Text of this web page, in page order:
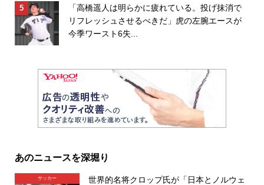
「高橋遥人は明らかに疲れている。投げ抹消で
リフレッシュさせるべきだ」虎の左腕エースが
今季ワースト6失...
あのニュースを深堀り
サッカー
世界的名将クロップ氏が「日本とノルウェ